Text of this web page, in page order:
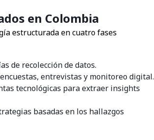
en Colombia
estructurada en cuatro fases
de recolección de datos.
entrevistas y monitoreo digital.
tecnológicas para extraer insights
basadas en los hallazgos